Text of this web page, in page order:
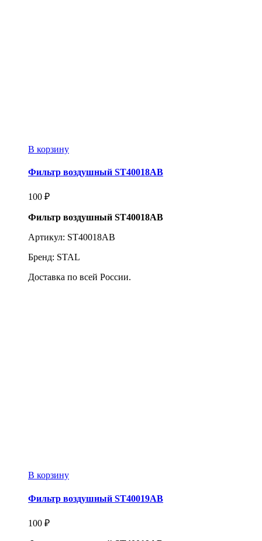
В корзину
Фильтр воздушный ST40018AB
100 ₽
Фильтр воздушный ST40018AB
Артикул: ST40018AB
Бренд: STAL
Доставка по всей России.
В корзину
Фильтр воздушный ST40019AB
100 ₽